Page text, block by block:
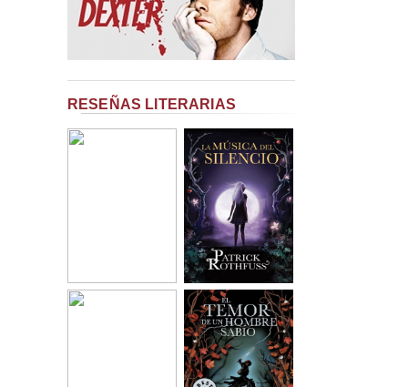
RESEÑAS LITERARIAS